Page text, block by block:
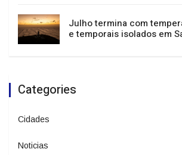
Sul, Sudeste e Centro-
para tempestades e
e temporais isolados em
Categories